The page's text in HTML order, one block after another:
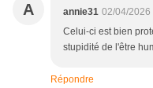
A annie31 02/04/2026
Celui-ci est bien
stupidité de l'être
Répondre